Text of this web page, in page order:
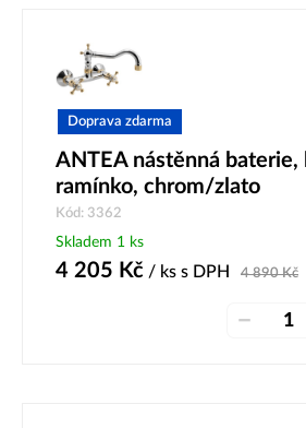
Doprava zdarma
ANTEA nástěnná baterie,
ramínko, chrom/zlato
Kód: 3362
Skladem 1 ks
4 205 Kč / ks s DPH 4 890Kč
–